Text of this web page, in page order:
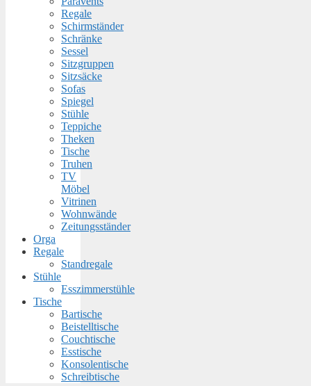
Regale
Schirmständer
Schränke
Sessel
Sitzgruppen
Sitzsäcke
Sofas
Spiegel
Stühle
Teppiche
Theken
Tische
Truhen
TV
Möbel
Vitrinen
Wohnwände
Zeitungsständer
Orga
Regale
Standregale
Stühle
Esszimmerstühle
Tische
Bartische
Beistelltische
Couchtische
Esstische
Konsolentische
Schreibtische